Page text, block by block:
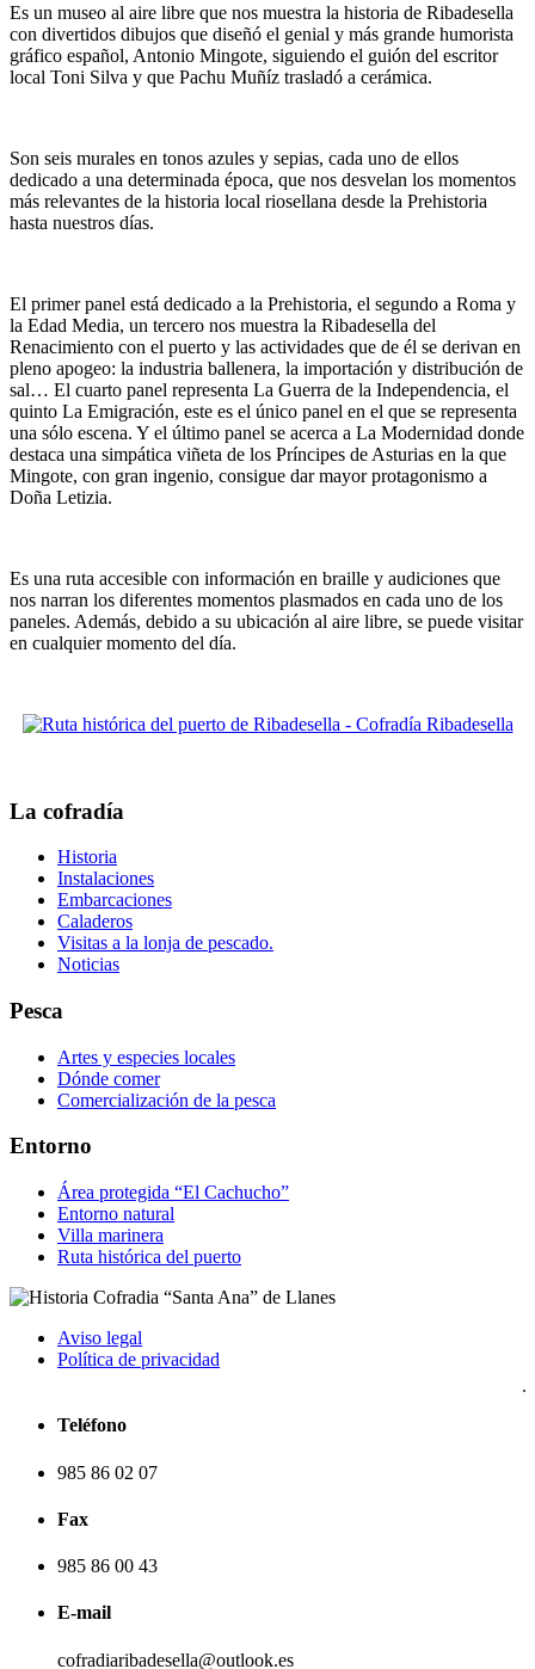
Es un museo al aire libre que nos muestra la historia de Ribadesella
con divertidos dibujos que diseñó el genial y más grande humorista
gráfico español, Antonio Mingote, siguiendo el guión del escritor
local Toni Silva y que Pachu Muñíz trasladó a cerámica.
Son seis murales en tonos azules y sepias, cada uno de ellos
dedicado a una determinada época, que nos desvelan los momentos
más relevantes de la historia local riosellana desde la Prehistoria
hasta nuestros días.
El primer panel está dedicado a la Prehistoria, el segundo a Roma y
la Edad Media, un tercero nos muestra la Ribadesella del
Renacimiento con el puerto y las actividades que de él se derivan en
pleno apogeo: la industria ballenera, la importación y distribución de
sal… El cuarto panel representa La Guerra de la Independencia, el
quinto La Emigración, este es el único panel en el que se representa
una sólo escena. Y el último panel se acerca a La Modernidad donde
destaca una simpática viñeta de los Príncipes de Asturias en la que
Mingote, con gran ingenio, consigue dar mayor protagonismo a
Doña Letizia.
Es una ruta accesible con información en braille y audiciones que
nos narran los diferentes momentos plasmados en cada uno de los
paneles. Además, debido a su ubicación al aire libre, se puede visitar
en cualquier momento del día.
La cofradía
Historia
Instalaciones
Embarcaciones
Caladeros
Visitas a la lonja de pescado.
Noticias
Pesca
Artes y especies locales
Dónde comer
Comercialización de la pesca
Entorno
Área protegida “El Cachucho”
Entorno natural
Villa marinera
Ruta histórica del puerto
Aviso legal
Política de privacidad
Teléfono
985 86 02 07
Fax
985 86 00 43
E-mail
cofradiaribadesella@outlook.es